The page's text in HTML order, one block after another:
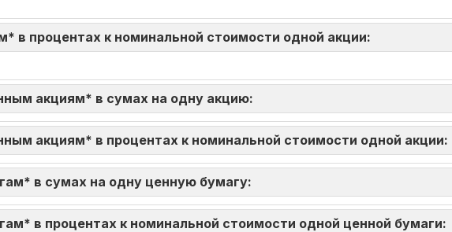
в процентах к номинальной стоимости одной акции:
акциям* в сумах на одну акцию:
акциям* в процентах к номинальной стоимости одной акции:
в сумах на одну ценную бумагу:
в процентах к номинальной стоимости одной ценной бумаги: